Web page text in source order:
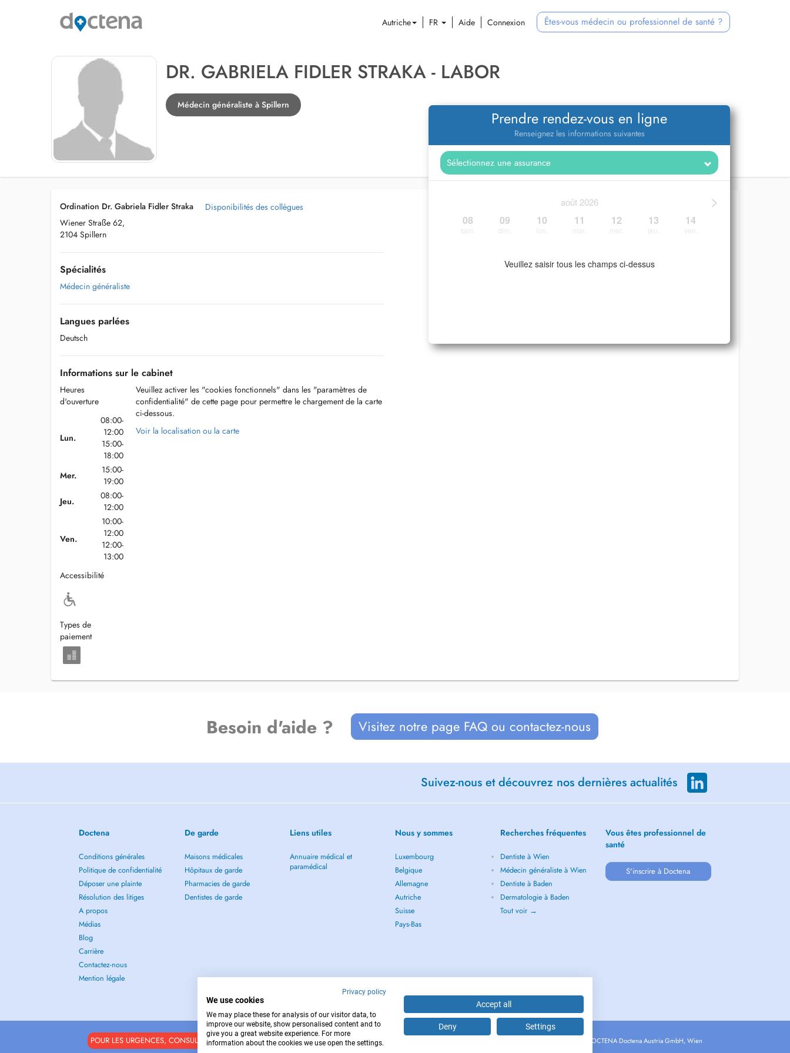
Autriche FR Aide Connexion Êtes-vous médecin ou professionnel de santé ?
DR. GABRIELA FIDLER STRAKA - LABOR
Médecin généraliste à Spillern
Prendre rendez-vous en ligne
Renseignez les informations suivantes
>
août 2026
08 09 10 11 12 13 14
Veuillez saisir tous les champs ci-dessus
Ordination Dr. Gabriela Fidler Straka
Wiener Straße 62,
2104 Spillern
Disponibilités des collègues
Spécialités
Médecin généraliste
Langues parlées
Deutsch
Informations sur le cabinet
Heures
d'ouverture
Lun.
08:00-
12:00
15:00-
18:00
Mer.
15:00-
19:00
Jeu.
08:00-
12:00
Ven.
10:00-
12:00
12:00-
13:00
Accessibilité
Types de
paiement
Veuillez activer les "cookies fonctionnels" dans les "paramètres de
confidentialité" de cette page pour permettre le chargement de la carte
ci-dessous.
Voir la localisation ou la carte
Besoin d'aide ? Visitez notre page FAQ ou contactez-nous
Suivez-nous et découvrez nos dernières actualités
Doctena
Conditions générales
Politique de confidentialité
Déposer une plainte
Résolution des litiges
A propos
Médias
Blog
Carrière
Contactez-nous
Mention légale
De garde
Maisons médicales
Hôpitaux de garde
Pharmacies de garde
Dentistes de garde
Liens utiles
Annuaire médical et
paramédical
Nous y sommes
Luxembourg
Belgique
Allemagne
Autriche
Suisse
Pays-Bas
Recherches fréquentes
Dentiste à Wien
Médecin généraliste à Wien
Dentiste à Baden
Dermatologie à Baden
Tout voir →
Vous êtes professionnel de
santé
S'inscrire à Doctena
POUR LES URGENCES, CONSULTEZ : 112 Copyright © 2026 - DOCTENA Doctena Austria GmbH, Wien
Privacy policy
We use cookies
We may place these for analysis of our visitor data, to
improve our website, show personalised content and to
give you a great website experience. For more
information about the cookies we use open the settings.
Accept all
Deny Settings